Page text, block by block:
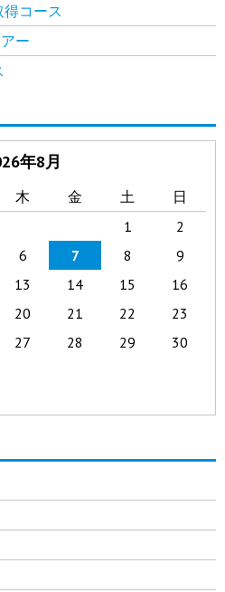
コース
ー
年8月
木 金 土
日
1
2
6 7 8
9
13 14 15
16
20 21 22
23
27 28 29
30